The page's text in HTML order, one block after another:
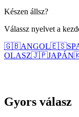
Készen állsz?
Válassz nyelvet a
🇬🇧ANGOL🇪🇸
OLASZ🇯🇵JAPÁN
Gyors válasz